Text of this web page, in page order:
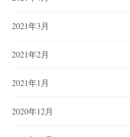
2021年3月
2021年2月
2021年1月
2020年12月